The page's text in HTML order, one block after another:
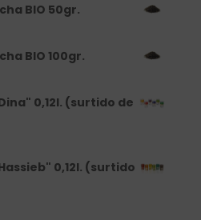
BIO 50gr.
BIO 100gr.
0,12l. (surtido de
0,12l. (surtido